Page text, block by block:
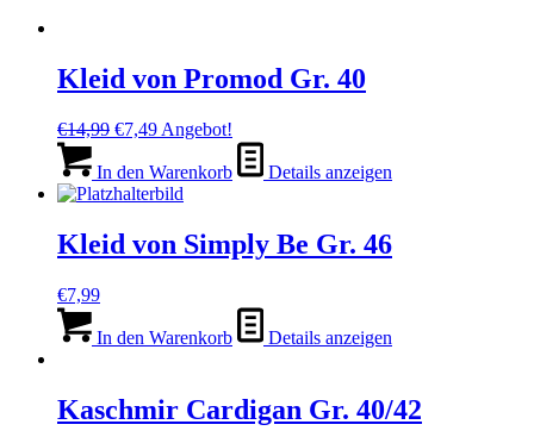
Kleid von Promod Gr. 40
€14,99 Ursprünglicher
war:
€14,99
€7,49Aktueller
ist:
€7,49.
Angebot!
In den Warenkorb Details anzeigen
Kleid von Simply Be Gr. 46
€7,99
In den Warenkorb Details anzeigen
Kaschmir Cardigan Gr. 40/42